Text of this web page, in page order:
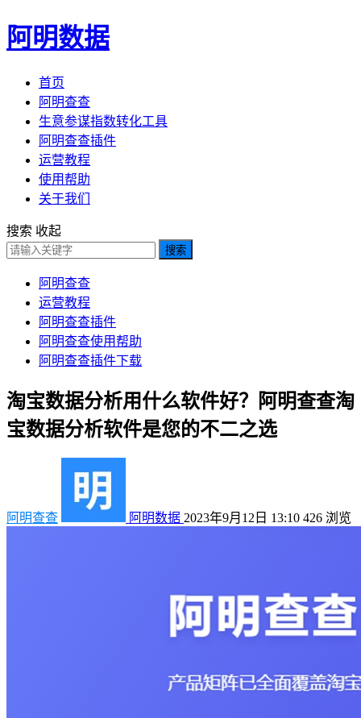
阿明数据
首页
阿明查查
生意参谋指数转化工具
阿明查查插件
运营教程
使用帮助
关于我们
搜索 收起
搜索
阿明查查
运营教程
阿明查查插件
阿明查查使用帮助
阿明查查插件下载
淘宝数据分析用什么软件好？阿明查查淘
宝数据分析软件是您的不二之选
阿明查查 阿明数据 2023年9月12日 13:10 426 浏览